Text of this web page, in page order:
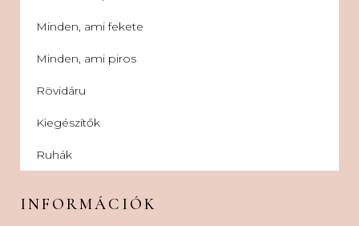
Minden, ami fekete
Minden, ami piros
Rövidáru
Kiegészítők
Ruhák
INFORMÁCIÓK